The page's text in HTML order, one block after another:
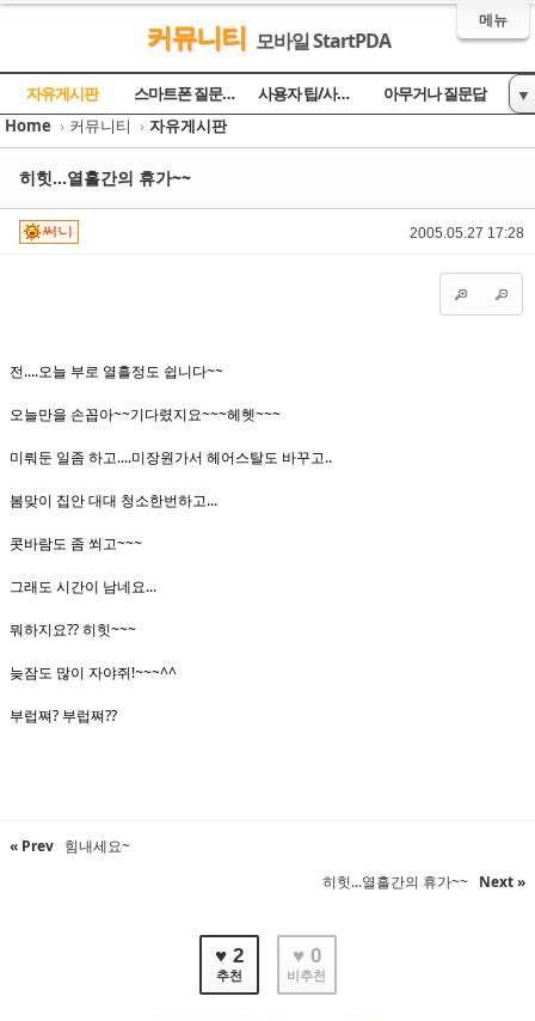
메뉴
커뮤니티 모바일 StartPDA
자유게시판 스마트폰 질문과 답 사용자 팁/사용기
아무거나 질문답
토론의 장
▼
Home › 커뮤니티 › 자유게시판
2005.05.27 17:28
히힛...열흘간의 휴가~~
전....오늘 부로 열흘정도 쉽니다~~
오늘만을 손꼽아~~기다렸지요~~~헤헷~~~
미뤄둔 일좀 하고....미장원가서 헤어스탈도 바꾸고..
봄맞이 집안 대대 청소한번하고...
콧바람도 좀 쐬고~~~
그래도 시간이 남네요...
뭐하지요?? 히힛~~~
늦잠도 많이 자야쥐!~~~^^
부럽쪄? 부럽쪄??
« Prev 힘내세요~
히힛...열흘간의 휴가~~ Next »
♥ 2
추천
♥ 0
비추천
Sketchbook5, 스케치북5
Sketchbook5, 스케치북5
Sketchbook5, 스케치북5
Sketchbook5, 스케치북5